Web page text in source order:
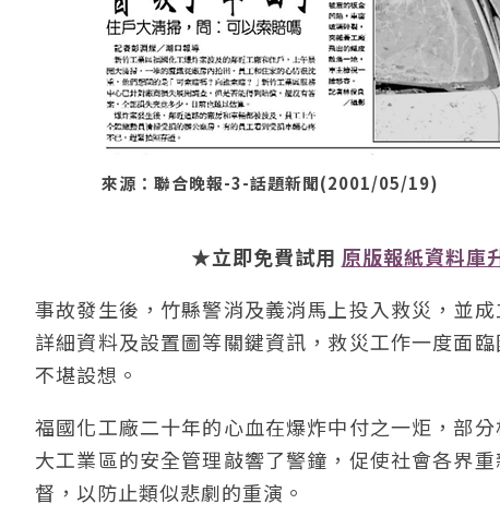
來源：聯合晚報-3-話題新聞(2001/05/19)
★立即免費試用 原版報紙資料庫
事故發生後，竹縣警消及義消馬上投入救災，並
詳細資料及設置圖等關鍵資訊，救災工作一度面
不堪設想。
福國化工廠二十年的心血在爆炸中付之一炬，部
大工業區的安全管理敲響了警鐘，促使社會各界
督，以防止類似悲劇的重演。